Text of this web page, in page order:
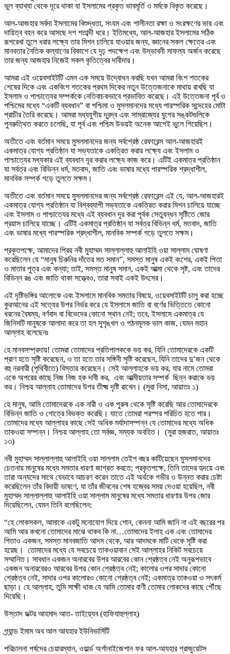
ভুল ব্যাখ্যা থেকে দূরে থাকা যা ইসলামের প্রকৃত ভাবমূর্তি ও মর্মকে বিকৃত করেছে।
আল-আজহার সর্বদা ইসলামের বিশুদ্ধতা, সংযম এবং শালীনতা রক্ষা ও সংরক্ষণের ভার এবং
দায়িত্ব বহন করে আসছে দশ শতাব্দী ধরে। ইতিমধ্যে, আল-আজহার ইসলামের সঠিক
রূপরেখা তুলে ধরার লক্ষ্যে তার মিশন চালিয়ে যাওয়ার জন্য, জ্ঞানের সকল ক্ষেত্রে এবং
মানবতার নৈতিক কল্যাণের বিকাশে যে দৃঢ় পদক্ষেপ এবং উদ্ভাবনী সাফল্য অর্জন করেছে
তার জন্য আজহার নিজেই সকল কৃতিত্বের দাবীদার।
আমরা এই ওয়েবসাইটটি এমন এক সময়ে উদ্বোধন করছি যখন আমরা বিংশ শতকের
শেষের দিকে এবং একবিংশ শতকের প্রথম দিকের নতুন উত্তেজনাকে মাথায় রাখছি যা
ইসলাম ও পাশ্চাত্যের সম্পর্ককে নেতিবাচকভাবে প্রভাবিত করেছে। এই উত্তেজনা পূর্ব ও
পশ্চিমের মধ্যে “একটি ব্যবধান” বা পশ্চিমা ও মুসলমানদের মধ্যে পারস্পরিক সন্দেহের মোটা
প্রাচীর তৈরি করেছে। আমরা মধ্যযুগীয় দ্বন্দ্ব এবং সাম্রাজ্যের যুগের সঙ্কটগুলিকে
পুনরুত্থিত করতে চলেছি, যা পূর্ব এবং পশ্চিম উভয়ই অনেক আগেই ভুলে গিয়েছিল।
অতীতে এবং বর্তমান সময়ে মুসলমানদের জন্য সর্বশ্রেষ্ঠ রেফারেন্স আল-আজহারই
একমাত্র যোগ্য প্রতিষ্ঠান যা সভ্যতাকে একত্রিত করার লক্ষ্যে এবং ইসলাম ও
পাশ্চাত্যের মধ্যকার এই ব্যবধান দূর করার লক্ষ্যে কাজ করে। এটিই একমাত্র প্রতিষ্ঠান
যা সর্বত্র এবং বিভিন্ন ধর্ম, মতবাদ, জাতি এবং ভাষার মধ্যে পারস্পরিক শ্রদ্ধাশীল,
মানবিক সম্পর্ক গড়ে তুলতে সক্ষম।
অতীতে এবং বর্তমান সময়ে মুসলমানদের জন্য সর্বশ্রেষ্ঠ রেফারেন্স এই যে, আল-আজহারই
একমাত্র যোগ্য প্রতিষ্ঠান যা বিশ্বব্যাপী সভ্যতাকে একত্রিত করার মিশন চালিয়ে যাচ্ছে
এবং ইসলাম ও পাশ্চাত্যের মধ্যে এই ব্যবধান দূর করা পূর্বক সেতুবন্ধন সৃষ্টিতে জোর
প্রয়াস চালিয়ে যাচ্ছে। এটিই একমাত্র প্রতিষ্ঠান যা সর্বত্র বিভিন্ন ধর্ম, মতবাদ, জাতি
এবং ভাষার মধ্যে পারস্পরিক শ্রদ্ধাশীল, মানবিক সম্পর্ক গড়ে তুলতে সক্ষম।
প্রকৃতপক্ষে, আমাদের প্রিয় নবী মুহাম্মদ সাল্লাল্লাহু আলাইহি ওয়া সাল্লাম ঘোষণা
করেছিলেন যে “মানুষ চিরুনির দাঁতের মত সমান”, সমস্ত মানুষ একই বংশের, একই পিতা
ও মাতার পুত্র এবং কন্যা; তাই, সমস্ত মানুষ সমান, একই আত্মা থেকে সৃষ্ট, এবং তাদের
বিভিন্ন রঙ এবং জাতি থাকা সত্ত্বেও, তারা সবাই একই উৎসের।
এই দৃষ্টিভঙ্গির আলোকে এবং ইসলামে মানবিক সমতার বিষয়ে, ওয়েবসাইটটি চালু করা হচ্ছে
কুরআনের এই সত্যের উপর নির্ভর করে যে ইসলামে জাতি বা বর্ণের ভিত্তিতে কোনো
ধরনের বৈষম্য, বর্ণবাদ বা বিভেদের কোনো স্থান নেই; তবে, ইসলামে একমাত্র যে
জিনিসটি মানুষকে আলাদা করে তা হল সুশৃঙ্খল ও গঠনমূলক ভাল কাজ, যেমন মহান
আল্লাহ বলেছেনঃ
হে মানবসম্প্রদায়! তোমরা তোমাদের প্রতিপালককে ভয় কর, যিনি তোমাদেরকে একটি
প্রাণ হতে সৃষ্টি করেছেন, ও তা হতে তার সঙ্গিনী সৃষ্টি করেছেন, যিনি তাদের দু’জন থেকে
বহু নরনারী (পৃথিবীতে) বিস্তার করেছেন। সেই আল্লাহকে ভয় কর, যার নামে তোমরা
একে অপরের কাছে নিজ নিজ হক দাবী কর, এবং আত্মীয়তার সম্পর্ক ছিন্ন করাকে ভয়
কর। নিশ্চয় আল্লাহ তোমাদের উপর তীক্ষ্ম দৃষ্টি রাখেন। (সুরা নিসা, আয়াতঃ ১)
হে মানুষ, আমি তোমাদেরকে এক নারী ও এক পুরুষ থেকে সৃষ্টি করেছি আর তোমাদেরকে
বিভিন্ন জাতি ও গোত্রে বিভক্ত করেছি। যাতে তোমরা পরস্পর পরিচিত হতে পার।
তোমাদের মধ্যে আল্লাহর কাছে সেই অধিক মর্যাদাসম্পন্ন যে তোমাদের মধ্যে অধিক
তাকওয়া সম্পন্ন। নিশ্চয় আল্লাহ তো সর্বজ্ঞ, সম্যক অবহিত। (সুরা হুজরাত, আয়াতঃ
১৩)
নবী মুহাম্মদ সাল্লাল্লাহু আলাইহি ওয়া সাল্লাম তেইশ বছর কাটিয়েছেন মুসলমানদের
চেতনায় মানুষের মধ্যে সমতার ধারণা জাগ্রত করতে; প্রকৃতপক্ষে, তিনি তাদের হৃদয়ে এবং
তারা অন্যদের সাথে যেভাবে আচরণ করেন তাতে এই অর্থকে গভীর ও উন্নত করার চেষ্টা
করেছিলেন তাঁর বিদায়ী ভাষণে, যা তাঁর জীবনের শেষ হজ্বের সময় দেওয়া হয়েছিল, নবী
মুহাম্মদ সাল্লাল্লাহু আলাইহি ওয়া সাল্লাম মানুষের মধ্যে সমতার ধারণার উপর জোর
দিয়েছিলেন, যেমন তিনি বলেছিলেন:
“হে লোকসকল, আমাকে একটু মনোযোগ দিয়ে শোন, কেননা আমি জানি না এই বছরের পর
আমি আর কখনো তোমাদের মাঝে থাকব কি না…তোমাদের ইলাহ এক এবং তোমাদের
পিতাও একজন, সমস্ত মানবজাতি আদম থেকে, আর আদমকে মাটি থেকে সৃষ্টি করা
হয়েছ। তোমাদের মধ্যে যে সবচেয়ে তাকওয়াবান সেই আল্লাহর নিকিট সবচেয়ে
সম্মানিত। সাবধান একজন অনারবের উপর আরবের কোন শ্রেষ্ঠত্ব নেই অনুরূপভাবে
একজন অনারবেরও আরবের উপর কোন শ্রেষ্ঠত্ব নেই; কালোর ওপর সাদার কোনো
শ্রেষ্ঠত্ব নেই, সাদার ওপর কালোরও কোনো শ্রেষ্ঠত্ব নেই; একমাত্র তাকওয়া ও সৎকর্ম
ছাড়া। হে আল্লাহ, তুমি সাক্ষী থাক যে আমি তোমার বাণী তোমার লোকদের কাছে পৌঁছে
দিয়েছি।
উস্তাদ ডক্টর আহমাদ আত- তাইয়্যেব (হাফিযাহুল্লাহ)
গ্র্যান্ড ইমাম অব আল আযহার ইউনিভার্সিটি
পরিচালনা পর্ষদের চেয়ারম্যান, ওয়ার্ল্ড অর্গানাইজেশান ফর আল-আযহার গ্রাজুয়েটস